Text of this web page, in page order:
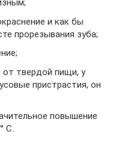
и как бы
прорезывания зуба;
твердой пищи, у
пристрастия, он
повышение
C.